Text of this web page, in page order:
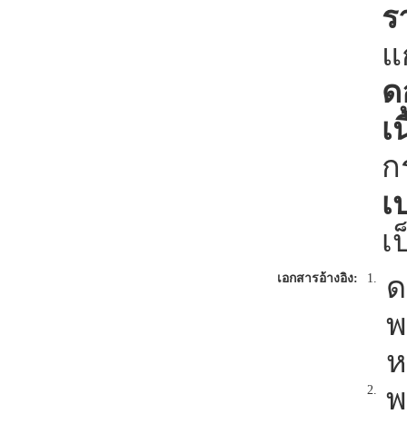
ร
เ
ก
เ
เอกสารอ้างอิง: 1.
2.